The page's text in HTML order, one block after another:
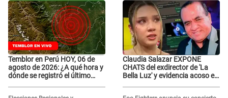
Temblor en Perú HOY, 06 de
agosto de 2026: ¿A qué hora y
dónde se registró el último
Claudia Salazar EXPONE
CHATS del exdirector de 'La
Bella Luz' y evidencia acoso e